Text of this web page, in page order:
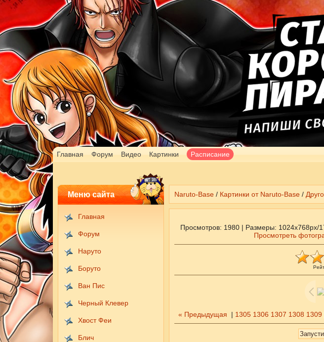
Главная Форум Видео Картинки Расписание
Меню сайта
Главная
Форум
Наруто
Боруто
Ван Пис
Черный Клевер
Хвост Феи
Блич
Naruto-Base/ Картинки от Naruto-Base/
Просмотров: 1980 | Размеры: 1024x768px/
Просмотреть
« Предыдущая | 1305 1306 1307 1308 1309